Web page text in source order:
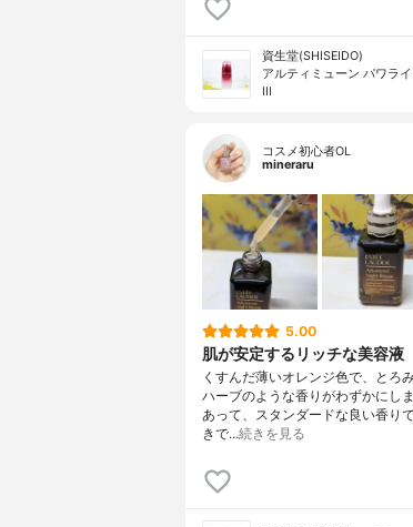
資生堂(SHISEIDO)
アルティミューン パワラ
III
コスメ初心者OL
mineraru
5.00
肌が安定するリッチな美容液
くすんだ薄いオレンジ色で、とろ
ハーブのような香りがわずかにし
あって、スタンダードな良い香り
きで…続きを見る